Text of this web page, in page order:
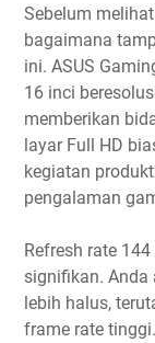
Sebelum
bagaimana
ini. ASUS
16 inci
memberikan
layar Full HD
kegiatan
pengalaman
Refresh rate
signifikan. Anda
lebih halus,
frame rate